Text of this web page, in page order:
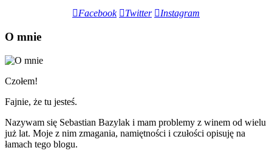
Facebook Twitter Instagram
O mnie
Czołem!
Fajnie, że tu jesteś.
Nazywam się Sebastian Bazylak i mam problemy z winem od wielu
już lat. Moje z nim zmagania, namiętności i czułości opisuję na
łamach tego blogu.